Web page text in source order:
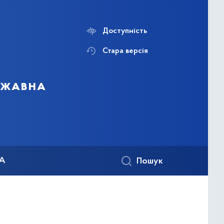
Доступність
Стара версія
Пошук